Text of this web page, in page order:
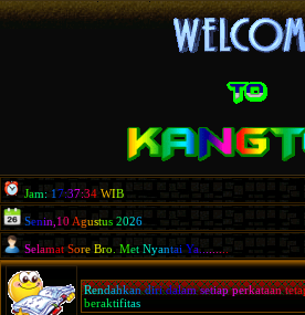
Jam: 17:37:34 WIB
Senin 10 Agustus 2026
Selamat Sore Bro Met Nyantai Ya
Rendahkan diri dalam setiap perkataan teta
beraktifitas